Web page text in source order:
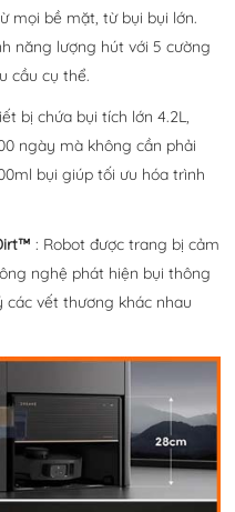
mọi bề mặt, từ bụi bụi lớn.
năng lượng hút với 5 cường
cầu cụ thể.
bị chứa bụi tích lớn 4.2L,
ngày mà không cần phải
bụi giúp tối ưu hóa trình
: Robot được trang bị cảm
nghệ phát hiện bụi thông
các vết thương khác nhau